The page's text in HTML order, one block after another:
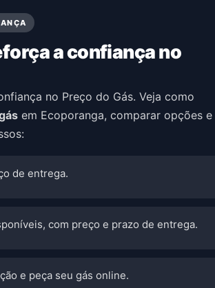
a confiança no
no Preço do Gás. Veja como
em Ecoporanga, comparar opções e
de entrega.
com preço e prazo de entrega.
e peça seu gás online.